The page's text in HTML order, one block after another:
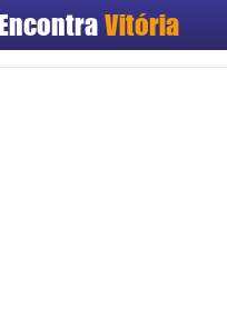
Vitória
Cadastrar empresa